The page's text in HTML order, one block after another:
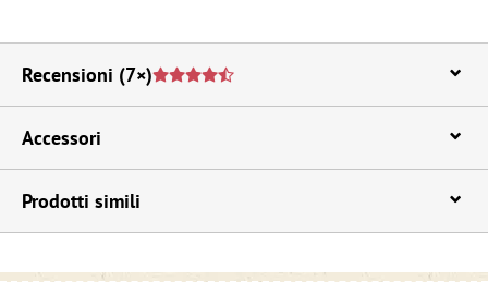
Recensioni (7×)
Accessori
Prodotti simili